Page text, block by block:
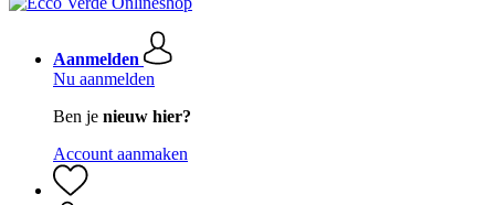
Aanmelden
Nu aanmelden
Ben je nieuw hier?
Account aanmaken